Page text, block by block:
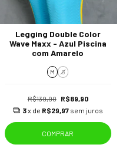
Legging Double Color
Wave Maxx - Azul Piscina
com Amarelo
M G
R$139,90 R$89,90
3x de R$29,97 sem juros
COMPRAR